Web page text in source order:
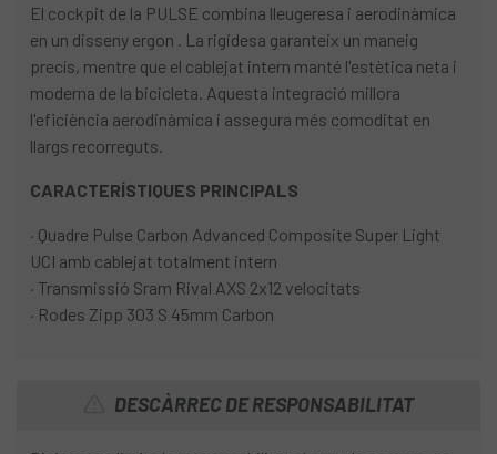
El cockpit de la PULSE combina lleugeresa i aerodinàmica
en un disseny ergon . La rigidesa garanteix un maneig
precís, mentre que el cablejat intern manté l'estètica neta i
moderna de la bicicleta. Aquesta integració millora
l'eficiència aerodinàmica i assegura més comoditat en
llargs recorreguts.
CARACTERÍSTIQUES PRINCIPALS
· Quadre Pulse Carbon Advanced Composite Super Light
UCI amb cablejat totalment intern
· Transmissió Sram Rival AXS 2x12 velocitats
· Rodes Zipp 303 S 45mm Carbon
DESCÀRREC DE RESPONSABILITAT